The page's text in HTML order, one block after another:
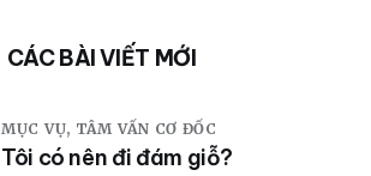
CÁC BÀI VIẾT MỚI
MỤC VỤ, TÂM VẤN CƠ ĐỐC
Tôi có nên đi đám giỗ?